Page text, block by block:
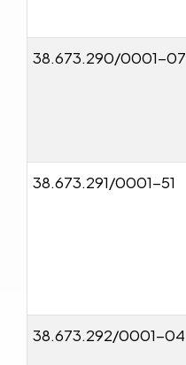
38.673.290/0001-07
38.673.291/0001-51
38.673.292/0001-04